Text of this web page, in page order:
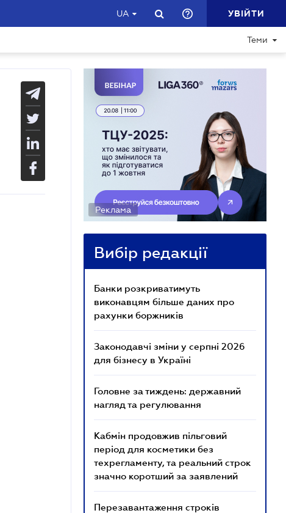
UA УВІЙТИ
Теми
Реклама
Вибір редакції
Банки розкриватимуть
виконавцям більше даних про
рахунки боржників
Законодавчі зміни у серпні 2026
для бізнесу в Україні
Головне за тиждень: державний
нагляд та регулювання
Кабмін продовжив пільговий
період для косметики без
техрегламенту, та реальний строк
значно коротший за заявлений
Перезавантаження строків